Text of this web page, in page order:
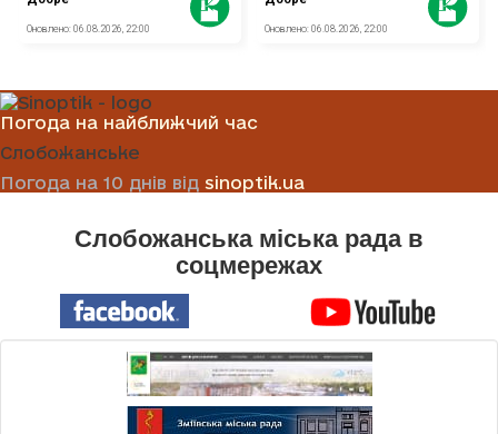
Погода на найближчий час
Слобожанське
Погода на 10 днів від sinoptik.ua
Слобожанська міська рада в
соцмережах